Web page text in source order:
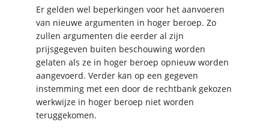
Er gelden wel beperkingen voor het aanvoeren
van nieuwe argumenten in hoger beroep. Zo
zullen argumenten die eerder al zijn
prijsgegeven buiten beschouwing worden
gelaten als ze in hoger beroep opnieuw worden
aangevoerd. Verder kan op een gegeven
instemming met een door de rechtbank gekozen
werkwijze in hoger beroep niet worden
teruggekomen.